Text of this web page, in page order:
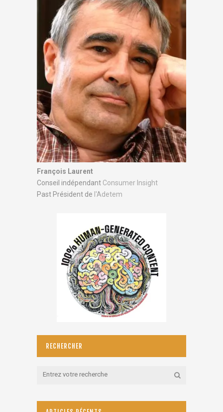
François Laurent
Conseil indépendant Consumer Insight
Past Président de l'Adetem
RECHERCHER